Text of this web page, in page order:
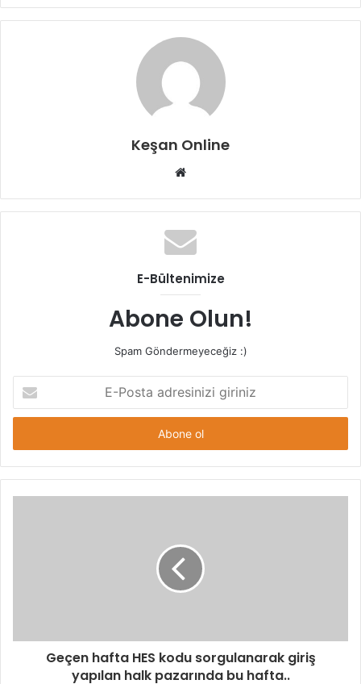
Keşan Online
Web
E-Bültenimize
Abone Olun!
Spam Göndermeyeceğiz :)
Posta
adresinizi
Geçen hafta HES kodu sorgulanarak giriş
yapılan halk pazarında bu hafta..